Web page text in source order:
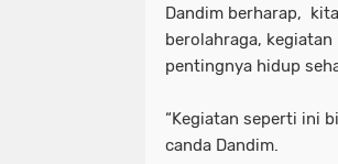
Dandim berharap,
berolahraga,
pentingnya hidup
“Kegiatan seperti ini
canda Dandim.